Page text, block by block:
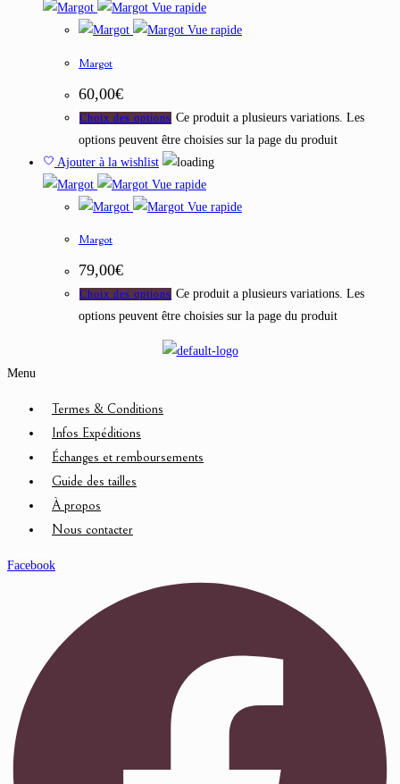
Vue rapide
Vue rapide
Margot
60,00€
Choix des options Ce produit a plusieurs variations. Les
options peuvent être choisies sur la page du produit
Ajouter à la wishlist
Vue rapide
Vue rapide
Margot
79,00€
Choix des options Ce produit a plusieurs variations. Les
options peuvent être choisies sur la page du produit
Menu
Termes & Conditions
Infos Expéditions
Échanges et remboursements
Guide des tailles
À propos
Nous contacter
Facebook